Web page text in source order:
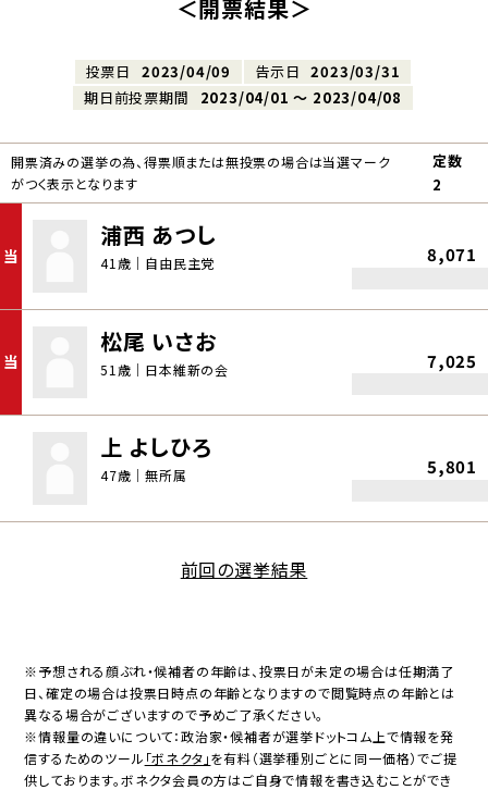
＜開票結果＞
投票日 2023/04/09 告示日
2023/03/31
期日前投票期間
2023/04/01 〜 2023/04/08
開票済みの選挙の為、得票順または無投票の場合は当選マーク
がつく表示となります
定数
2
当
浦西 あつし
41歳｜自由民主党 8,071
当
松尾 いさお
51歳｜日本維新の会 7,025
上 よしひろ
47歳｜無所属 5,801
前回の選挙結果
※予想される顔ぶれ・候補者の年齢は、投票日が未定の場合は任期満了
日、確定の場合は投票日時点の年齢となりますので閲覧時点の年齢とは
異なる場合がございますので予めご了承ください。
※情報量の違いについて：政治家・候補者が選挙ドットコム上で情報を発
信するためのツール 「ボネクタ」を有料（選挙種別ごとに同一価格）でご提
供しております。ボネクタ会員の方はご自身で情報を書き込むことができ